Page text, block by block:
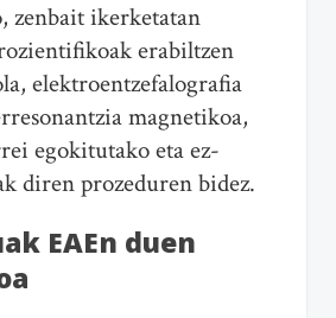
zenbait ikerketatan
erabiltzen
elektroentzefalografia
magnetikoa,
egokitutako eta ez-
diren prozeduren bidez.
EAEn duen